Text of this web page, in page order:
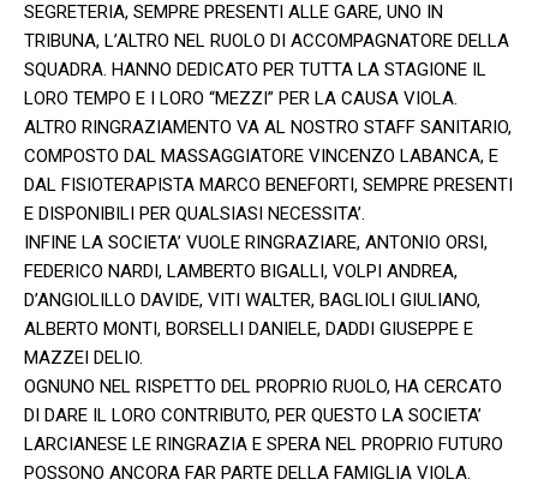
SEGRETERIA, SEMPRE PRESENTI ALLE GARE, UNO IN
TRIBUNA, L’ALTRO NEL RUOLO DI ACCOMPAGNATORE DELLA
SQUADRA. HANNO DEDICATO PER TUTTA LA STAGIONE IL
LORO TEMPO E I LORO “MEZZI” PER LA CAUSA VIOLA.
ALTRO RINGRAZIAMENTO VA AL NOSTRO STAFF SANITARIO,
COMPOSTO DAL MASSAGGIATORE VINCENZO LABANCA, E
DAL FISIOTERAPISTA MARCO BENEFORTI, SEMPRE PRESENTI
E DISPONIBILI PER QUALSIASI NECESSITA’.
INFINE LA SOCIETA’ VUOLE RINGRAZIARE, ANTONIO ORSI,
FEDERICO NARDI, LAMBERTO BIGALLI, VOLPI ANDREA,
D’ANGIOLILLO DAVIDE, VITI WALTER, BAGLIOLI GIULIANO,
ALBERTO MONTI, BORSELLI DANIELE, DADDI GIUSEPPE E
MAZZEI DELIO.
OGNUNO NEL RISPETTO DEL PROPRIO RUOLO, HA CERCATO
DI DARE IL LORO CONTRIBUTO, PER QUESTO LA SOCIETA’
LARCIANESE LE RINGRAZIA E SPERA NEL PROPRIO FUTURO
POSSONO ANCORA FAR PARTE DELLA FAMIGLIA VIOLA.